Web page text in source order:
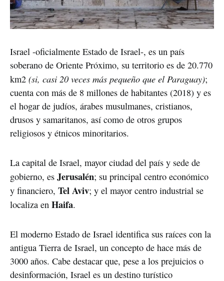
Israel -oficialmente Estado de Israel-, es un país
soberano de Oriente Próximo, su territorio es de 20.770
km2 (si, casi 20 veces más pequeño que el Paraguay);
cuenta con más de 8 millones de habitantes (2018) y es
el hogar de judíos, árabes musulmanes, cristianos,
drusos y samaritanos, así como de otros grupos
religiosos y étnicos minoritarios.
La capital de Israel, mayor ciudad del país y sede de
gobierno, es Jerusalén; su principal centro económico
y financiero, Tel Aviv; y el mayor centro industrial se
localiza en Haifa.
El moderno Estado de Israel identifica sus raíces con la
antigua Tierra de Israel, un concepto de hace más de
3000 años. Cabe destacar que, pese a los prejuicios o
desinformación, Israel es un destino turístico